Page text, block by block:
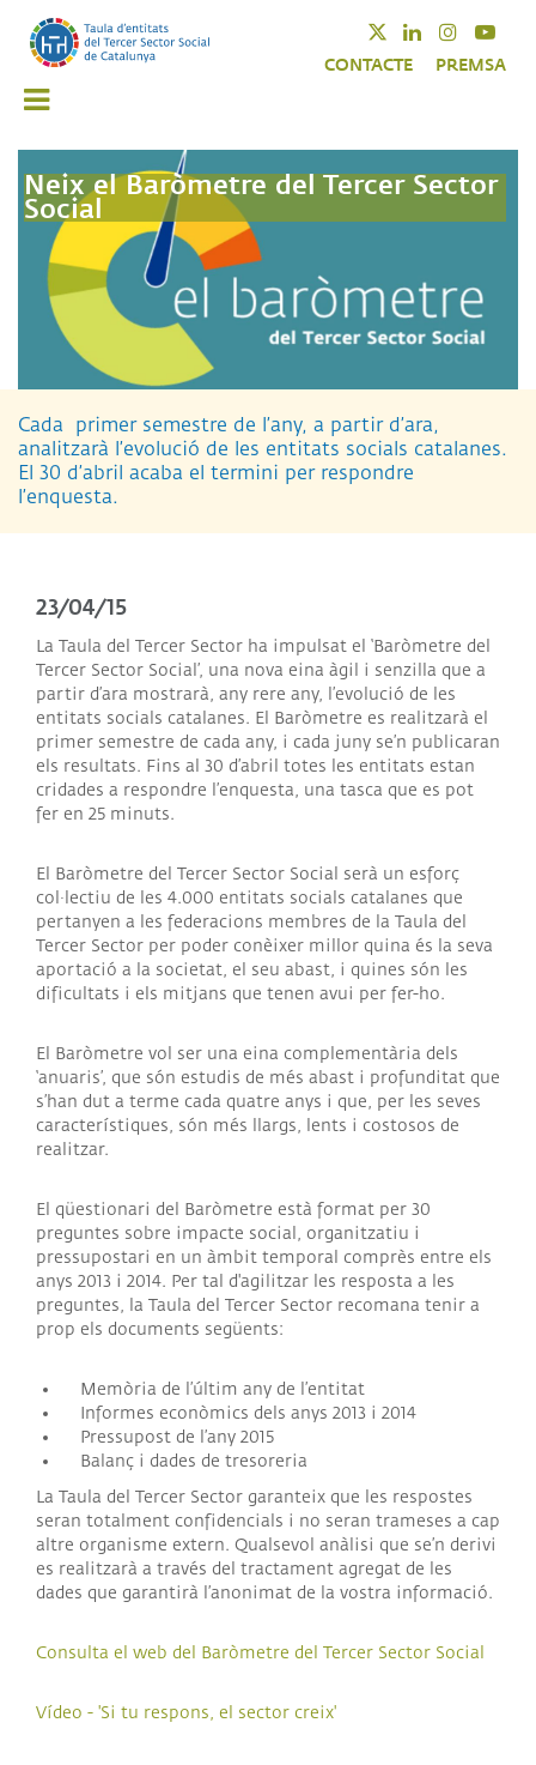
TwitterLinkedin
CONTACTE PREMSA
Cada primer semestre de l’any, a partir d’ara,
analitzarà l’evolució de les entitats socials catalanes.
El 30 d’abril acaba el termini per respondre
l’enquesta.
Neix el Baròmetre del Tercer Sector
Social
23/04/15
La Taula del Tercer Sector ha impulsat el ‘Baròmetre del
Tercer Sector Social’, una nova eina àgil i senzilla que a
partir d’ara mostrarà, any rere any, l’evolució de les
entitats socials catalanes. El Baròmetre es realitzarà el
primer semestre de cada any, i cada juny se’n publicaran
els resultats. Fins al 30 d’abril totes les entitats estan
cridades a respondre l’enquesta, una tasca que es pot
fer en 25 minuts.
El Baròmetre del Tercer Sector Social serà un esforç
col·lectiu de les 4.000 entitats socials catalanes que
pertanyen a les federacions membres de la Taula del
Tercer Sector per poder conèixer millor quina és la seva
aportació a la societat, el seu abast, i quines són les
dificultats i els mitjans que tenen avui per fer-ho.
El Baròmetre vol ser una eina complementària dels
‘anuaris’, que són estudis de més abast i profunditat que
s’han dut a terme cada quatre anys i que, per les seves
característiques, són més llargs, lents i costosos de
realitzar.
El qüestionari del Baròmetre està format per 30
preguntes sobre impacte social, organitzatiu i
pressupostari en un àmbit temporal comprès entre els
anys 2013 i 2014. Per tal d'agilitzar les resposta a les
preguntes, la Taula del Tercer Sector recomana tenir a
prop els documents següents:
Memòria de l’últim any de l’entitat
Informes econòmics dels anys 2013 i 2014
Pressupost de l’any 2015
Balanç i dades de tresoreria
La Taula del Tercer Sector garanteix que les respostes
seran totalment confidencials i no seran trameses a cap
altre organisme extern. Qualsevol anàlisi que se’n derivi
es realitzarà a través del tractament agregat de les
dades que garantirà l’anonimat de la vostra informació.
Consulta el web del Baròmetre del Tercer Sector Social
Vídeo - 'Si tu respons, el sector creix'